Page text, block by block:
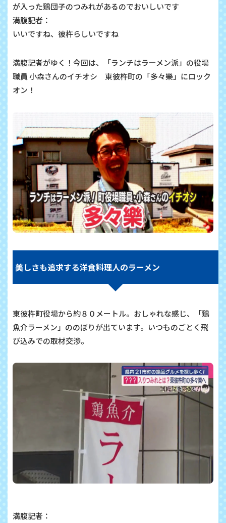
が入った鶏団子のつみれがあるのでおいしいです
満腹記者：
いいですね、彼杵らしいですね
満腹記者がゆく！今回は、「ランチはラーメン派」の役場
職員 小森さんのイチオシ 東彼杵町の「多々樂」にロック
オン！
美しさも追求する洋食料理人のラーメン
東彼杵町役場から約８０メートル。おしゃれな感じ、「鶏
魚介ラーメン」ののぼりが出ています。いつものごとく飛
び込みでの取材交渉。
満腹記者：